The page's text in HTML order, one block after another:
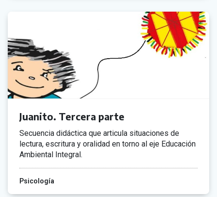
Juanito. Tercera parte
Secuencia didáctica que articula situaciones de
lectura, escritura y oralidad en torno al eje Educación
Ambiental Integral.
Psicología